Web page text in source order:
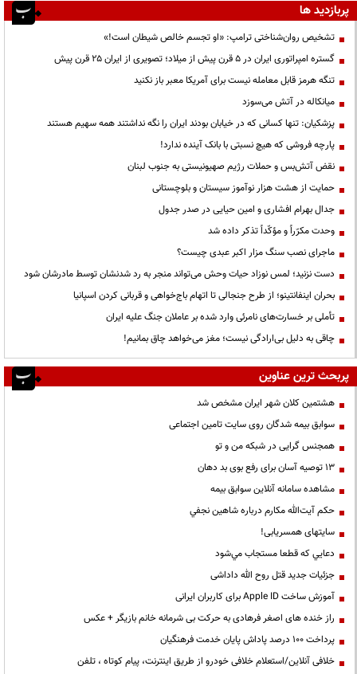
پربازدید ها
تشخیص روان‌شناختی ترامپ: «او تجسم خالص شیطان است!»
گستره امپراتوری ایران در ۵ قرن پیش از میلاد؛ تصویری از ایران ۲۵ قرن پیش
تنگه هرمز قابل معامله نیست برای آمریکا معبر باز نکنید
میانکاله در آتش می‌سوزد
پزشکیان: تنها کسانی که در خیابان بودند ایران را نگه نداشتند همه سهیم هستند
پارچه فروشی که هیچ نسبتی با بانک آینده ندارد!
نقض آتش‌بس و حملات رژیم صهیونیستی به جنوب لبنان
حمایت از هشت هزار نوآموز سیستان و بلوچستانی
جدال بهرام افشاری و امین حیایی در صدر جدول
وحدت مکرّراً و مؤکّداً تذکر داده شد
ماجرای نصب سنگ مزار اکبر عبدی چیست؟
دست نزنید؛ لمس نوزاد حیات وحش می‌تواند منجر به رد شدنشان توسط مادرشان شود
بحران اینفانتینو؛ از طرح جنجالی تا اتهام باج‌خواهی و قربانی کردن اسپانیا
تأملی بر خسارت‌های نامرئی وارد شده بر عاملان جنگ علیه ایران
چاقی به دلیل بی‌ارادگی نیست؛ مغز می‌خواهد چاق بمانیم!
پربحث ترین عناوین
هشتمین کلان شهر ایران مشخص شد
سوابق بیمه شدگان روی سایت تامین اجتماعی
همجنس گرایی در شبکه من و تو
13 توصیه آسان برای رفع بوی بد دهان
مشاهده سامانه آنلاين سوابق بیمه
حكم آيت‌الله مكارم درباره شاهين نجفي
سایتهای همسریابی!
دعايي كه قطعا مستجاب مي‌شود
جزئیات جدید قتل روح الله داداشی
آموزش ساخت Apple ID برای کاربران ایرانی
راز خنده های اصغر فرهادی به حرکت بی شرمانه خانم بازیگر + عکس
پرداخت ۱۰۰ درصد پاداش پایان خدمت فرهنگیان
خلافی آنلاین/استعلام خلافی خودرو از طریق اینترنت، پیام کوتاه ، تلفن